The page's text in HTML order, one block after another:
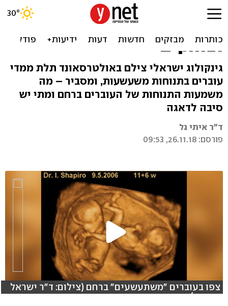
החיים ברחם: צפו בעוברים
שמפהקים, מחטטים באף
וצוחקים
גינקולוג ישראלי צילם באולטרסאונד תלת ממדי
עוברים בתנוחות משעשעות, ומסביר – מה
משמעות התנוחות של העוברים ברחם ומתי יש
סיבה לדאגה
ד"ר איתי גל
פורסם: 26.11.18, 09:53
צפו בעוברים "משתעשעים" ברחם (צילום: ד"ר ישראל
שפירא)